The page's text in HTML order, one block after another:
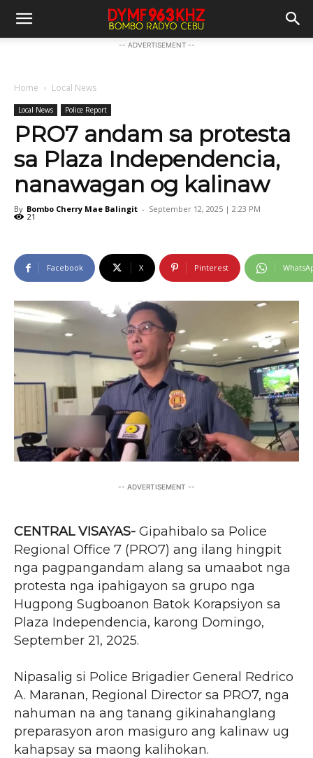
-- ADVERTISEMENT --
Home Local News
Local News Police Report
PRO7 andam sa protesta
sa Plaza Independencia,
nanawagan og kalinaw
By Bombo Cherry Mae Balingit - September 12, 2025 | 2:23 PM
21
Facebook X Pinterest
-- ADVERTISEMENT --
CENTRAL VISAYAS- Gipahibalo sa Police
Regional Office 7 (PRO7) ang ilang hingpit
nga pagpangandam alang sa umaabot nga
protesta nga ipahigayon sa grupo nga
Hugpong Sugboanon Batok Korapsiyon sa
Plaza Independencia, karong Domingo,
September 21, 2025.
Nipasalig si Police Brigadier General Redrico
A. Maranan, Regional Director sa PRO7, nga
nahuman na ang tanang gikinahanglang
preparasyon aron masiguro ang kalinaw ug
kahapsay sa maong kalihokan.